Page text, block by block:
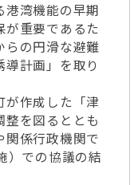
湾機能の早期
が重要であるた
らの円滑な避難
計画」を取り
作成した「津
を図るととも
関係行政機関で
）での協議の結